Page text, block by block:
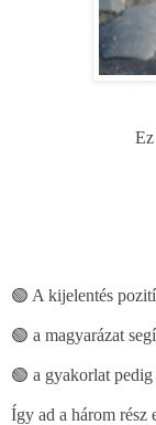
Ez
🟢 A kijelentés
🟢 a magyarázat
🟢 a gyakorlat pedig
Így ad a három rész